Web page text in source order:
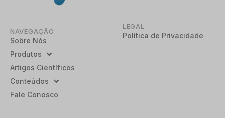
NAVEGAÇÃO
Sobre Nós
Produtos
Artigos Científicos
Conteúdos
Fale Conosco
LEGAL
Política de Privacidade